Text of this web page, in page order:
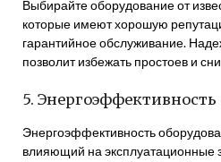
Выбирайте оборудование от
которые имеют хорошую
гарантийное обслуживание.
позволит избежать простоев и
5.
Энергоэффективность
влияющий на эксплуатационные